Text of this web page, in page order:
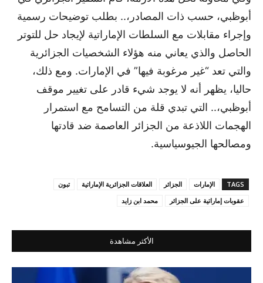
أبوظبي، حسب ذات المصادر،.. بطلب توضيحات رسمية
وإجراء مقابلات مع السلطات الإماراتية لإيجاد حل للتوتر
الحاصل والذي يعاني منه هؤلاء الشخصيات الجزائرية
والتي تعد “غير مرغوبة فيها” في الإمارات. ومع ذلك،
حاليا، يظهر أنه لا يوجد شيء قادر على تغيير موقف
أبوظبي،.. التي تبدي قلة من التسامح مع استمرار
الهجمات اللاذعة من الجزائر العاصمة ضد قادتها
ومصالحها الجيوسياسية.
TAGS الإمارات الجزائر العلاقات الجزائرية الإماراتية
تبون
عقوبات إماراتية على الجزائر
محمد ابن زايد
الأكثر مشاهدة